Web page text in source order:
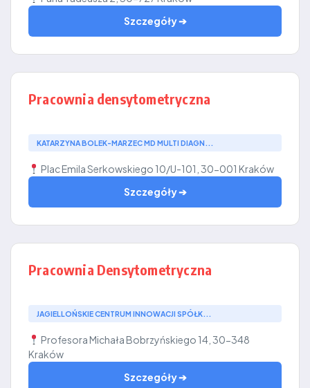
Szczegóły ➔
Pracownia densytometryczna
KATARZYNA BOLEK-MARZEC MD MULTI DIAGN...
Plac Emila Serkowskiego 10/U-101, 30-001 Kraków
Szczegóły ➔
Pracownia Densytometryczna
JAGIELLOŃSKIE CENTRUM INNOWACJI SPÓŁK...
Profesora Michała Bobrzyńskiego 14, 30-348
Kraków
Szczegóły ➔